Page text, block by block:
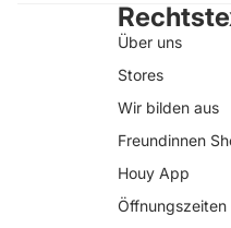
Über uns
Stores
Wir bilden aus
Freundinnen
Houy App
Öffnungszeiten